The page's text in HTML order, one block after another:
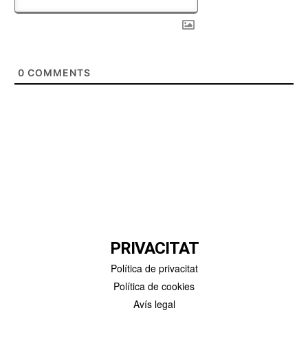
0 COMMENTS
PRIVACITAT
Política de privacitat
Política de cookies
Avís legal